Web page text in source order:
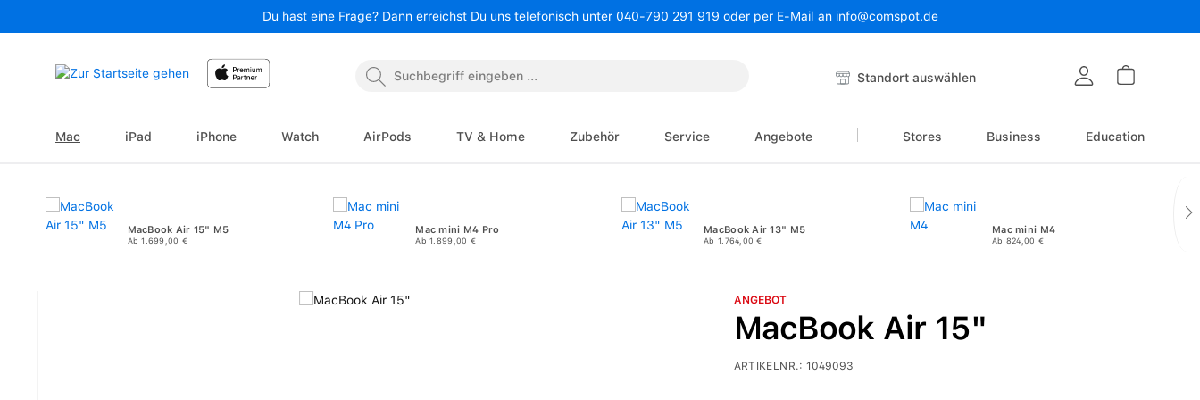
Du hast eine Frage? Dann erreichst Du uns telefonisch unter 040-790 291 919 oder per E-Mail an info@comspot.de
Standort auswählen
Mac iPad iPhone Watch AirPods TV & Home Zubehör Service Angebote Stores Business Education
MacBook Air 15" M5
Ab 1.699,00 €
Mac mini M4 Pro
Ab 1.899,00 €
MacBook Air 13" M5
Ab 1.764,00 €
Mac mini M4
Ab 824,00 €
ANGEBOT
MacBook Air 15"
ARTIKELNR.: 1049093